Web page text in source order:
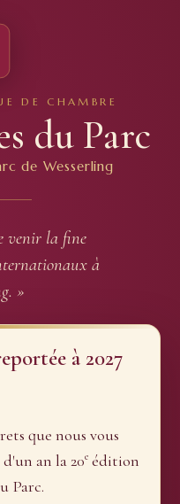
DE CHAMBRE
du Parc
de Wesserling
venir la fine
à
»
à 2027
que nous vous
an la 20eédition
Parc.